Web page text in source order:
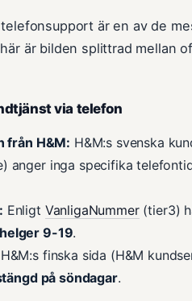
är en av de
är bilden splittrad mellan
via telefon
från H&M: H&M:s svenska
anger inga specifika
Enligt VanligaNummer(tier3)
helger 9-19.
H&M:s finska sida (H&M
på söndagar.